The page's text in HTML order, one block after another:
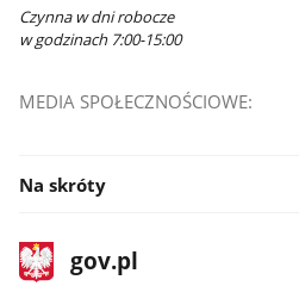
Czynna w dni robocze
w godzinach 7:00-15:00
MEDIA SPOŁECZNOŚCIOWE:
Na skróty
stopka
gov.plStrona
gov.pl